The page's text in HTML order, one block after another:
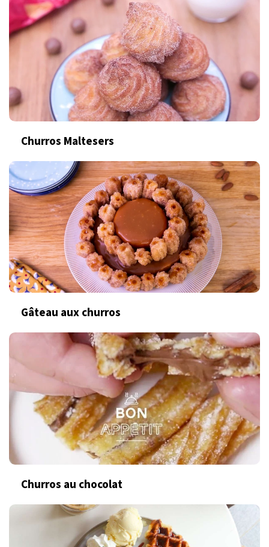
Churros Maltesers
Gâteau aux churros
Churros au chocolat